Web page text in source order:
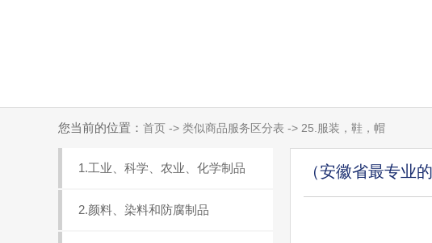
您当前的位置： 首页 -> 类似商品服务区分表 -> 25.服装，鞋，帽
1.工业、科学、农业、化学制品
2.颜料、染料和防腐制品
（安徽省最专业